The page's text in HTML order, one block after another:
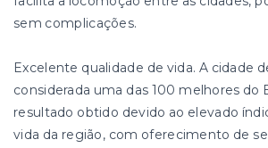
sem complicações.
Excelente qualidade de vida. A cidade
considerada uma das 100 melhores do
resultado obtido devido ao elevado
vida da região, com oferecimento de